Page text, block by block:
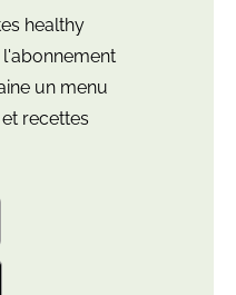
healthy
un menu
recettes